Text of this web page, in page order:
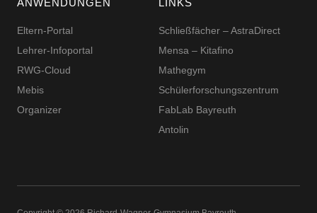
ANWENDUNGEN
Eltern-Portal
Lehrer-Infoportal
RWG-Cloud
Mebis
Organizer
LINKS
Schließfächer – AstraDirect
Mensa – Kitafino
Mathegym
Schüler­for­schungs­zentrum
FabLab Bayreuth
Antolin